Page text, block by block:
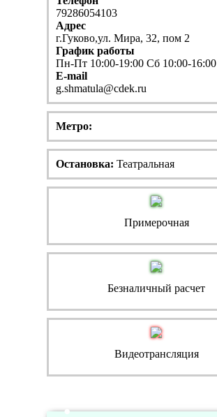
79286054103
Адрес
г.Гуково,ул. Мира, 32, пом 2
График работы
Пн-Пт 10:00-19:00 Сб 10:00-16:00
E-mail
g.shmatula@cdek.ru
Метро:
Остановка: Театральная
Примерочная
Безналичный расчет
Видеотрансляция